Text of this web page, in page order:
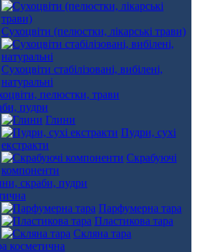
Сухоцвіти (пелюстки, лікарські трави)
Сухоцвіти стабілізовані, вибілені,
натуральні
пудри
Глини
Пудри, сухі
екстракти
Скрабуючі
компоненти
Парфумерна тара
Пластикова тара
Скляна тара